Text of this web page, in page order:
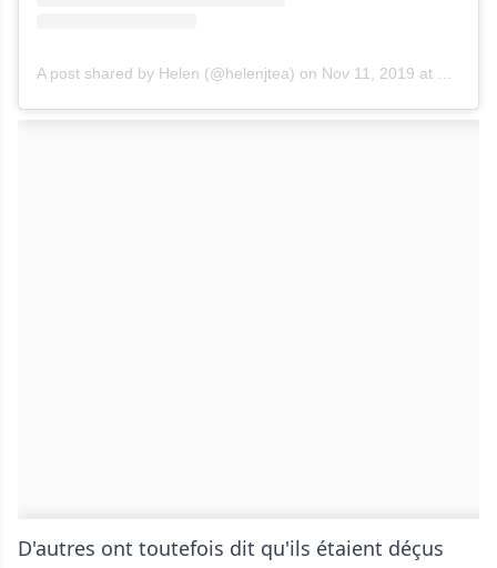
A post shared by Helen (@helenjtea) on Nov 11, 2019 at 10:19am PST
D'autres ont toutefois dit qu'ils étaient déçus